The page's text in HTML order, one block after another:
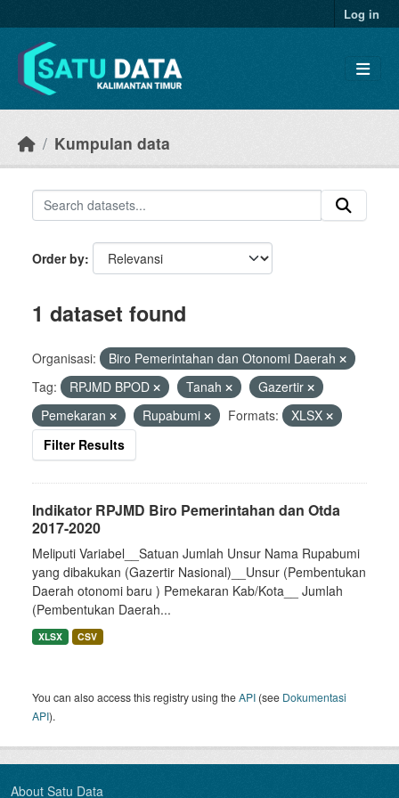
Log in
Kumpulan data
Order by
1 dataset found
Organisasi:
Biro Pemerintahan dan Otonomi Daerah
Tag:
RPJMD BPOD Tanah
Gazertir
Pemekaran
Rupabumi Formats:
XLSX
Filter Results
Indikator RPJMD Biro Pemerintahan dan Otda
2017-2020
Meliputi Variabel__Satuan Jumlah Unsur Nama Rupabumi
yang dibakukan (Gazertir Nasional)__Unsur (Pembentukan
Daerah otonomi baru ) Pemekaran Kab/Kota__ Jumlah
(Pembentukan Daerah...
XLSX CSV
You can also access this registry using theAPI (see Dokumentasi
API).
About Satu Data